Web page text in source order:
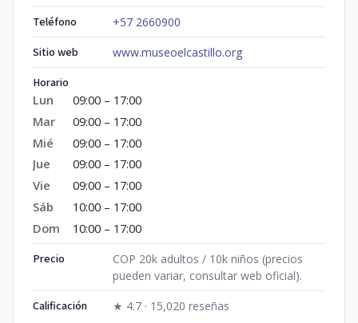
Teléfono +57 2660900
Sitio web www.museoelcastillo.org
Horario
Lun
09:00 – 17:00
Mar
09:00 – 17:00
Mié
09:00 – 17:00
Jue
09:00 – 17:00
Vie
09:00 – 17:00
Sáb
10:00 – 17:00
Dom
10:00 – 17:00
Precio
COP 20k adultos / 10k niños (precios
pueden variar, consultar web oficial).
Calificación ★ 4.7 · 15,020 reseñas